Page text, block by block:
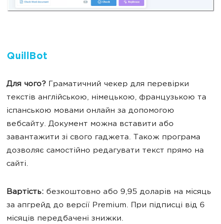
QuillBot
Для чого? Граматичний чекер для перевірки
текстів англійською, німецькою, французькою та
іспанською мовами онлайн за допомогою
вебсайту. Документ можна вставити або
завантажити зі свого гаджета. Також програма
дозволяє самостійно редагувати текст прямо на
сайті.
Вартість: безкоштовно або 9,95 доларів на місяць
за апгрейд до версії Premium. При підписці від 6
місяців передбачені знижки.